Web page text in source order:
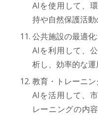
AIを使用して、
持や自然保護活動
公共施設の最適化:
AIを利用して、
析し、効率的な運
教育・トレーニン
AIを活用して、
レーニングの内